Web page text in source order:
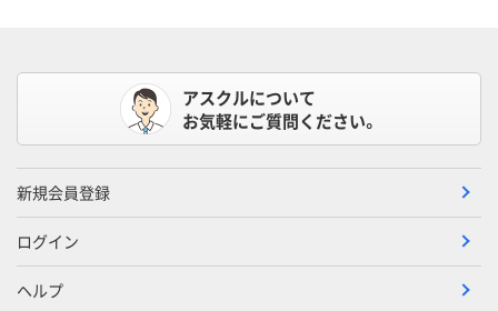
アスクルについて
お気軽にご質問ください。
新規会員登録
ログイン
ヘルプ